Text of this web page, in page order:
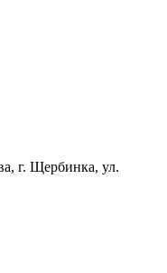
г. Щербинка, ул.